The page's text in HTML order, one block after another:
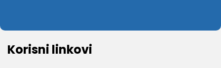
Korisni linkovi